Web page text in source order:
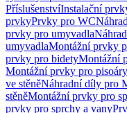
PříslušenstvíInstalační
prvkyPrvky pro WC
prvky pro umyvadla
umyvadlaMontážní prvky
prvky pro bidetyMontážní
Montážní prvky pro pisoáry
ve stěněNáhradní díly pro
stěněMontážní prvky pro
prvky pro sprchy a vany